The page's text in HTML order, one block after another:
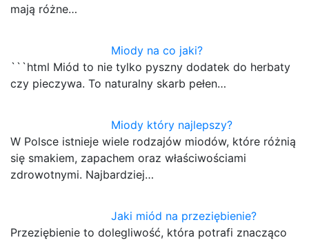
mają różne…
Miody na co jaki?
```html Miód to nie tylko pyszny dodatek do herbaty
czy pieczywa. To naturalny skarb pełen…
Miody który najlepszy?
W Polsce istnieje wiele rodzajów miodów, które różnią
się smakiem, zapachem oraz właściwościami
zdrowotnymi. Najbardziej…
Jaki miód na przeziębienie?
Przeziębienie to dolegliwość, która potrafi znacząco